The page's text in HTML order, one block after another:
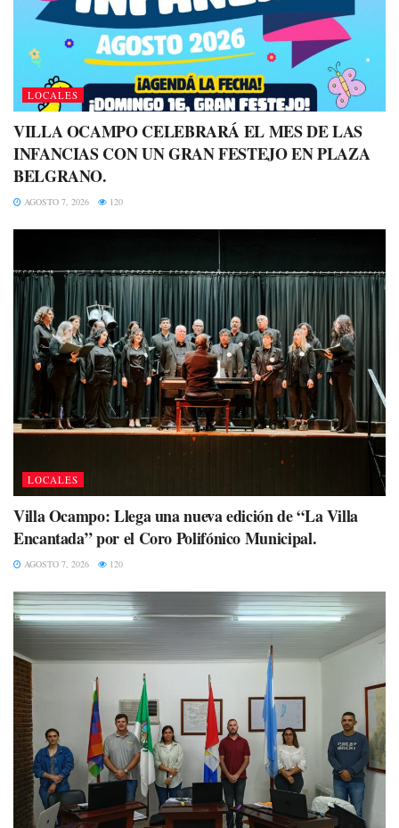
LOCALES
VILLA OCAMPO CELEBRARÁ EL MES DE LAS
INFANCIAS CON UN GRAN FESTEJO EN PLAZA
BELGRANO.
AGOSTO 7, 2026 120
LOCALES
Villa Ocampo: Llega una nueva edición de “La Villa
Encantada” por el Coro Polifónico Municipal.
AGOSTO 7, 2026 120